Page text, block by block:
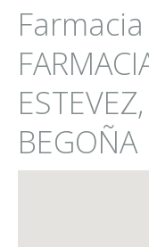
BEGOÑA